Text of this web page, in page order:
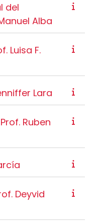
del
Alba
Luisa F.
Lara
Ruben
Deyvid